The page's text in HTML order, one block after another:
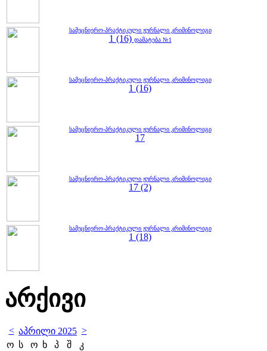
სამეცნიერო-პრაქტიკული ჟურნალი კრიმინოლიგი
1 (16) დამატება №1
სამეცნიერო-პრაქტიკული ჟურნალი კრიმინოლიგი
1 (16)
სამეცნიერო-პრაქტიკული ჟურნალი კრიმინოლიგი
17
სამეცნიერო-პრაქტიკული ჟურნალი კრიმინოლიგი
17 (2)
სამეცნიერო-პრაქტიკული ჟურნალი კრიმინოლიგი
1 (18)
არქივი
< აპრილი 2025 >
ო ს ო ხ პ შ
კ